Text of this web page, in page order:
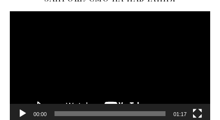
Відеопрогравач
00:00 01:17